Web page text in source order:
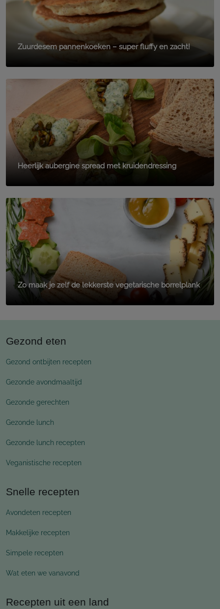
Zuurdesem pannenkoeken – super fluffy en zacht!
Heerlijk aubergine spread met kruidendressing
Zo maak je zelf de lekkerste vegetarische borrelplank
Gezond eten
Gezond ontbijten recepten
Gezonde avondmaaltijd
Gezonde gerechten
Gezonde lunch
Gezonde lunch recepten
Veganistische recepten
Snelle recepten
Avondeten recepten
Makkelijke recepten
Simpele recepten
Wat eten we vanavond
Recepten uit een land